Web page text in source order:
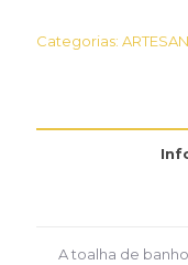
Categorias:
A toalha de